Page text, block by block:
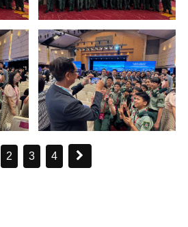
2 3 4